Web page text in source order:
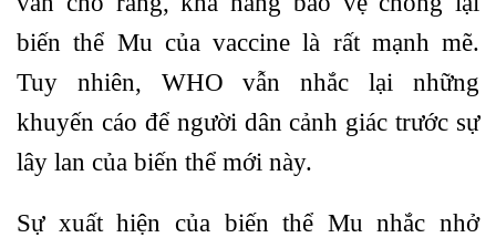
biến thể Mu của vaccine là rất mạnh mẽ.
Tuy nhiên, WHO vẫn nhắc lại những
khuyến cáo để người dân cảnh giác trước sự
lây lan của biến thể mới này.
Sự xuất hiện của biến thể Mu nhắc nhở